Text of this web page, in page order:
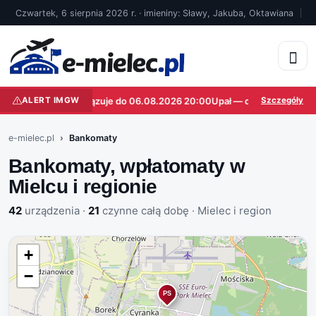
Czwartek, 6 sierpnia 2026 r. · imieniny: Sławy, Jakuba, Oktawiana
ALERT IMGW
Upał — obowiązuje do 06.08.2026 20:00Upał — obowiązuje do
Szczegóły
e-mielec.pl Bankomaty
Bankomaty, wpłatomaty w
Mielcu i regionie
42 urządzenia · 21 czynne całą dobę · Mielec i region
PS
+
−